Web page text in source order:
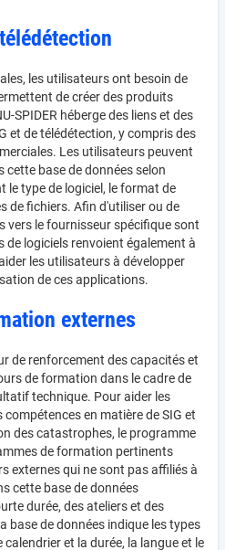
les utilisateurs ont besoin de
de créer des produits
SPIDER héberge des liens et des
et de télédétection, y compris des
Les utilisateurs peuvent
base de données selon
type de logiciel, le format de
de fichiers. Afin d'utiliser ou de
vers le fournisseur spécifique sont
logiciels renvoient également à
les utilisateurs à développer
de ces applications.
externes
de renforcement des capacités et
de formation dans le cadre de
technique. Pour aider les
en matière de SIG et
des catastrophes, le programme
de formation pertinents
externes qui ne sont pas affiliés à
cette base de données
durée, des ateliers et des
base de données indique les types
et la durée, la langue et le